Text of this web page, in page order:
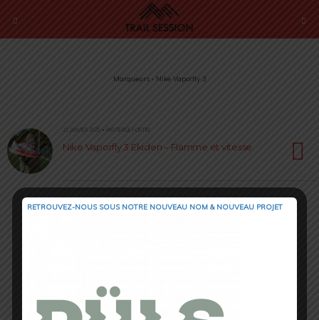
Marqueurs › Nike Vaporfly 3
21 JANVIER 2025 • PAR SERGE FORTINI
Nike Vaporfly 3 Ekiden – Flamme et vitesse
RETROUVEZ-NOUS SOUS NOTRE NOUVEAU NOM & NOUVEAU PROJET